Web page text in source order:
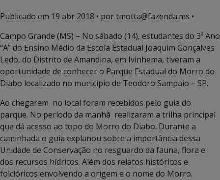
Publicado em 19 abr 2018 • por tmotta@fazenda.ms •
Campo Grande (MS) – No sábado (14), estudantes do 3º Ano
“A” do Ensino Médio da Escola Estadual Joaquim Gonçalves
Ledo, do Distrito de Amandina, em Ivinhema, tiveram a
oportunidade de conhecer o Parque Estadual do Morro do
Diabo localizado no município de Teodoro Sampaio – SP.
Ao chegarem no local foram recebidos pelo guia do
parque. No período da manhã realizaram a trilha principal
que dá acesso ao topo do Morro do Diabo. Durante a
caminhada o guia explanou sobre a importância dessa
Unidade de Conservação no resguardo da fauna, flora e
dos recursos hídricos. Além dos relatos históricos e
folclóricos envolvendo a origem e o nome do Morro.